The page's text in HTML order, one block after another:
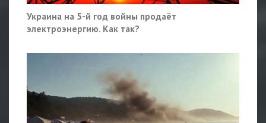
Украина на 5-й год войны продаёт
электроэнергию. Как так?